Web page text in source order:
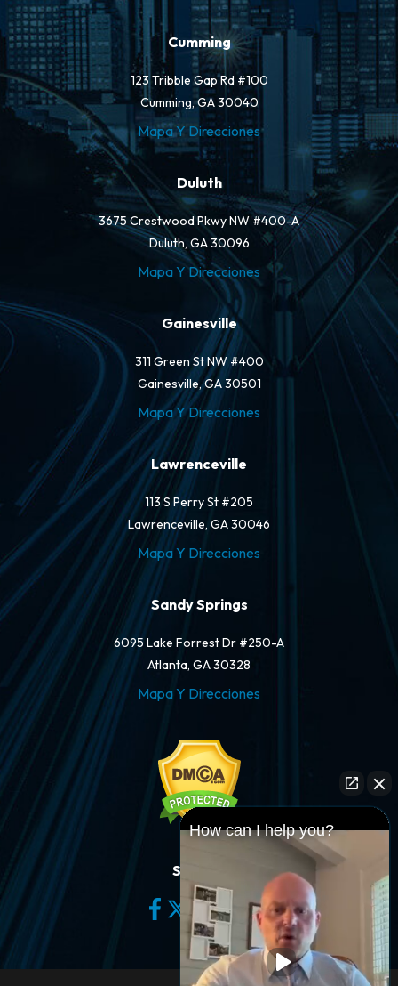
Cumming
123 Tribble Gap Rd #100
Cumming, GA 30040
Mapa Y Direcciones
Duluth
3675 Crestwood Pkwy NW #400-A
Duluth, GA 30096
Mapa Y Direcciones
Gainesville
311 Green St NW #400
Gainesville, GA 30501
Mapa Y Direcciones
Lawrenceville
113 S Perry St #205
Lawrenceville, GA 30046
Mapa Y Direcciones
Sandy Springs
6095 Lake Forrest Dr #250-A
Atlanta, GA 30328
Mapa Y Direcciones
Síganos
How can I help you?